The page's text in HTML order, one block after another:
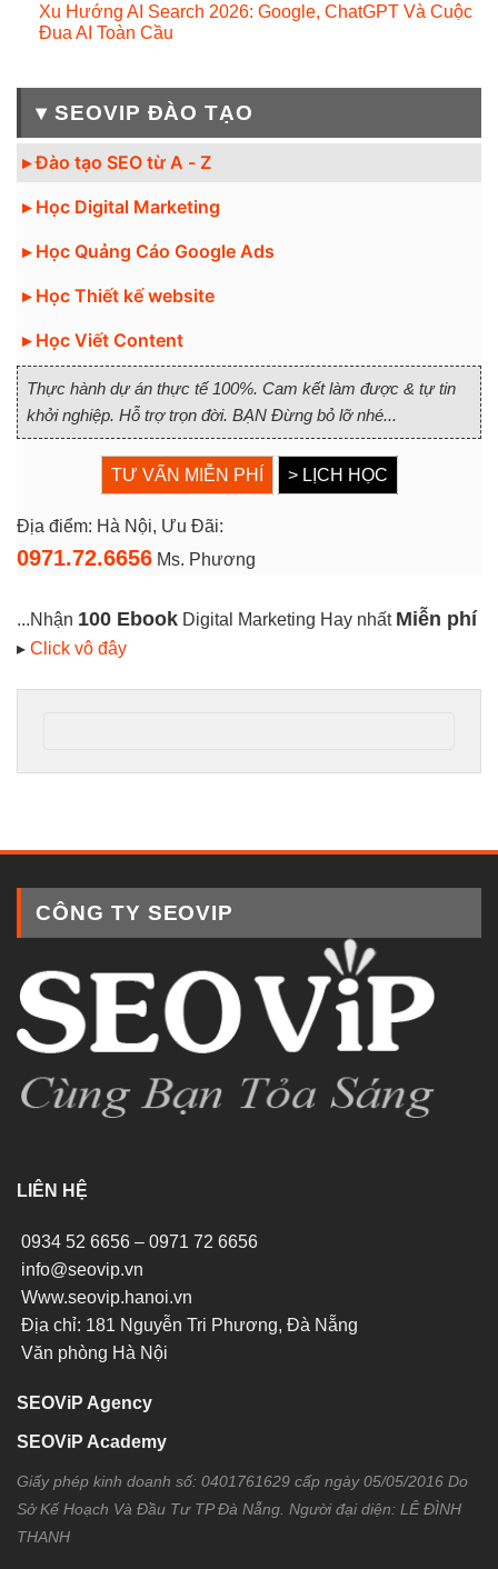
Xu Hướng AI Search 2026: Google, ChatGPT Và Cuộc
Đua AI Toàn Cầu
▾ SEOVIP ĐÀO TẠO
▸ Đào tạo SEO từ A - Z
▸ Học Digital Marketing
▸ Học Quảng Cáo Google Ads
▸ Học Thiết kế website
▸ Học Viết Content
Thực hành dự án thực tế 100%. Cam kết làm được & tự tin
khởi nghiệp. Hỗ trợ trọn đời. BẠN Đừng bỏ lỡ nhé...
TƯ VẤN MIỄN PHÍ > LỊCH HỌC
Địa điểm: Hà Nội, Ưu Đãi:
0971.72.6656 Ms. Phương
...Nhận 100 Ebook Digital Marketing Hay nhất Miễn phí
▸ Click vô đây
CÔNG TY SEOVIP
LIÊN HỆ
0934 52 6656 – 0971 72 6656
info@seovip.vn
Www.seovip.hanoi.vn
Địa chỉ: 181 Nguyễn Tri Phương, Đà Nẵng
Văn phòng Hà Nội
SEOViP Agency
SEOViP Academy
Giấy phép kinh doanh số: 0401761629 cấp ngày 05/05/2016 Do
Sở Kế Hoạch Và Đầu Tư TP Đà Nẵng. Người đại diện: LÊ ĐÌNH
THANH